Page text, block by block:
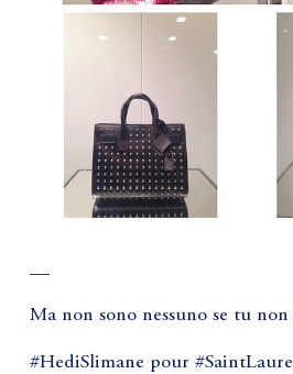
Ma non sono nessuno se tu
#HediSlimane pour